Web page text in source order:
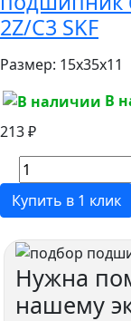
2Z/C3 SKF
Размер: 15x35x11
В
213 ₽
Купить в 1 клик
Нужна
нашему